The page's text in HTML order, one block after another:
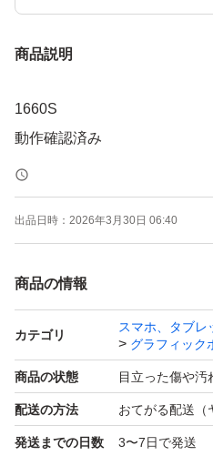
商品説明
1660S
動作確認済み
出品日時： 2026年3月30日 06:40
商品の情報
カテゴリ
スマホ、タブレ
グラフィック
商品の状態 目立った傷や汚
配送の方法 おてがる配送（
発送までの日数 3〜7日で発送